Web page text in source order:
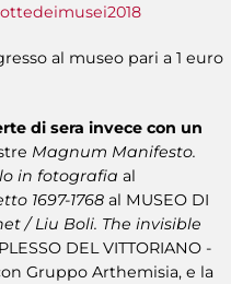
al museo pari a 1 euro
di sera invece con un
Magnum Manifesto.
in fotografia al
1697-1768 al MUSEO DI
/ Liu Boli. The invisible
DEL VITTORIANO -
Gruppo Arthemisia, e la